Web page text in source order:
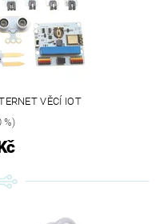
VĚCÍ IOT